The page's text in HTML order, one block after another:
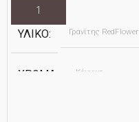
ΥΛΙΚΌ Γρανίτης RedFlower
ΧΡΏΜΑ Κόκκινο